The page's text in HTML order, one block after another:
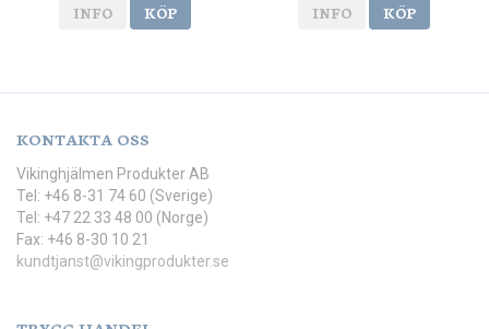
INFO KÖP INFO KÖP
KONTAKTA OSS
Vikinghjälmen Produkter AB
Tel: +46 8-31 74 60 (Sverige)
Tel: +47 22 33 48 00 (Norge)
Fax: +46 8-30 10 21
kundtjanst@vikingprodukter.se